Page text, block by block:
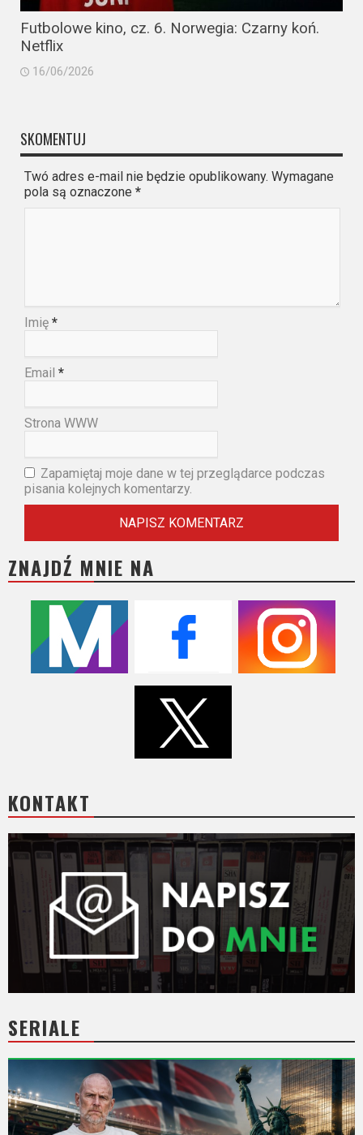
Futbolowe kino, cz. 6. Norwegia: Czarny koń.
Netflix
16/06/2026
SKOMENTUJ
Twó adres e-mail nie będzie opublikowany. Wymagane
pola są oznaczone *
Imię *
Email *
Strona WWW
Zapamiętaj moje dane w tej przeglądarce podczas
pisania kolejnych komentarzy.
ZNAJDŹ MNIE NA
KONTAKT
SERIALE